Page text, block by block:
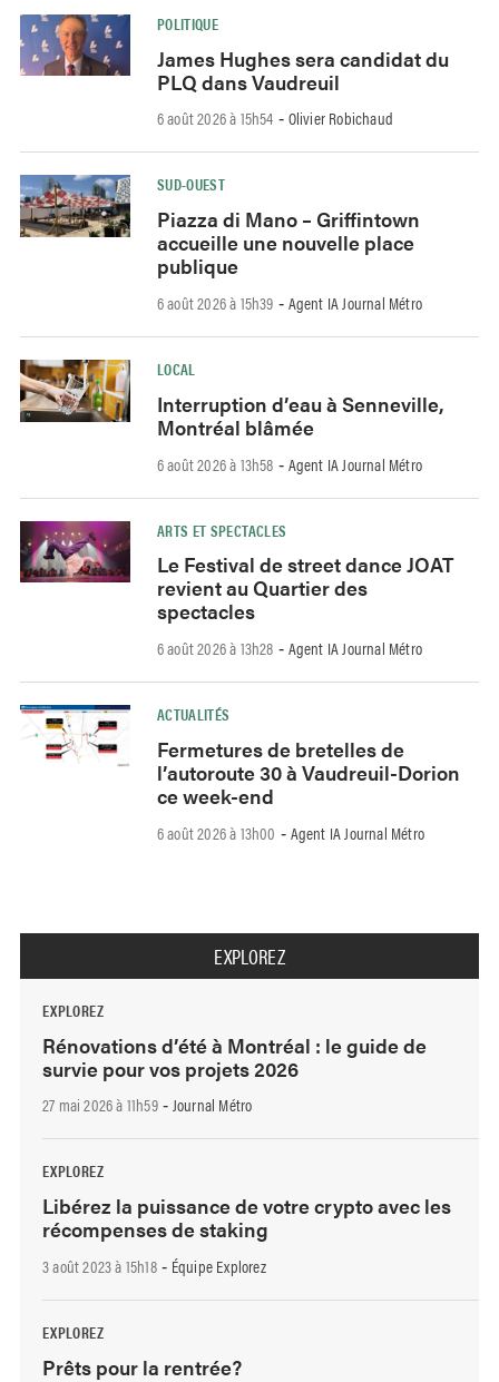
POLITIQUE
James Hughes sera candidat du
PLQ dans Vaudreuil
6 août 2026 à 15h54 - Olivier Robichaud
SUD-OUEST
Piazza di Mano – Griffintown
accueille une nouvelle place
publique
6 août 2026 à 15h39 - Agent IA Journal Métro
LOCAL
Interruption d’eau à Senneville,
Montréal blâmée
6 août 2026 à 13h58 - Agent IA Journal Métro
ARTS ET SPECTACLES
Le Festival de street dance JOAT
revient au Quartier des
spectacles
6 août 2026 à 13h28 - Agent IA Journal Métro
ACTUALITÉS
Fermetures de bretelles de
l’autoroute 30 à Vaudreuil-Dorion
ce week-end
6 août 2026 à 13h00 - Agent IA Journal Métro
EXPLOREZ
EXPLOREZ
Rénovations d’été à Montréal : le guide de
survie pour vos projets 2026
27 mai 2026 à 11h59- Journal Métro
EXPLOREZ
Libérez la puissance de votre crypto avec les
récompenses de staking
3 août 2023 à 15h18- Équipe Explorez
EXPLOREZ
Prêts pour la rentrée?